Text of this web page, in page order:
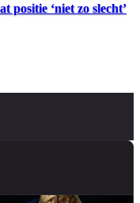
positie ‘niet zo slecht’